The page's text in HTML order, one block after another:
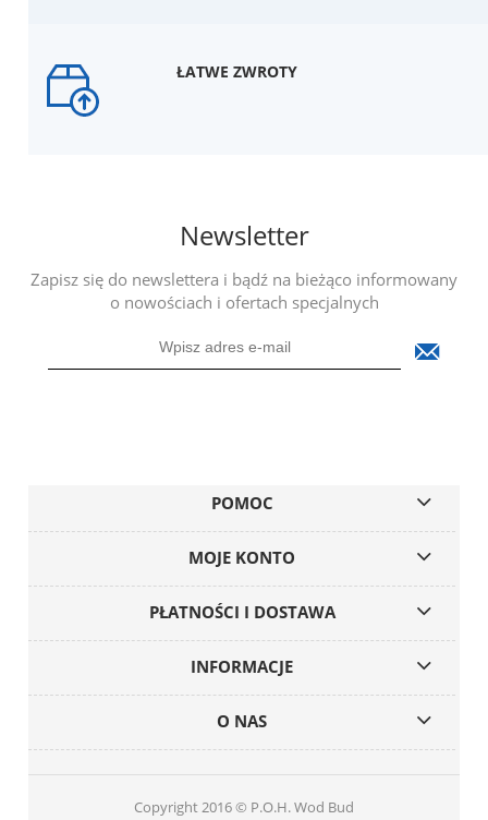
ŁATWE ZWROTY
Newsletter
Zapisz się do newslettera i bądź na bieżąco informowany
o nowościach i ofertach specjalnych
POMOC
MOJE KONTO
PŁATNOŚCI I DOSTAWA
INFORMACJE
O NAS
Copyright 2016 © P.O.H. Wod Bud